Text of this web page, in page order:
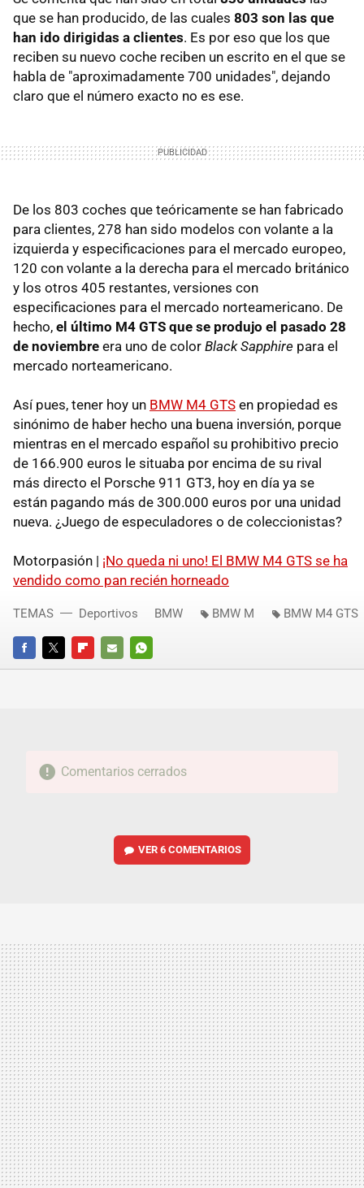
que se han producido, de las cuales 803 son las que
han ido dirigidas a clientes. Es por eso que los que
reciben su nuevo coche reciben un escrito en el que se
habla de "aproximadamente 700 unidades", dejando
claro que el número exacto no es ese.
De los 803 coches que teóricamente se han fabricado
para clientes, 278 han sido modelos con volante a la
izquierda y especificaciones para el mercado europeo,
120 con volante a la derecha para el mercado británico
y los otros 405 restantes, versiones con
especificaciones para el mercado norteamericano. De
hecho, el último M4 GTS que se produjo el pasado 28
de noviembre era uno de color Black Sapphire para el
mercado norteamericano.
Así pues, tener hoy un BMW M4 GTS en propiedad es
sinónimo de haber hecho una buena inversión, porque
mientras en el mercado español su prohibitivo precio
de 166.900 euros le situaba por encima de su rival
más directo el Porsche 911 GT3, hoy en día ya se
están pagando más de 300.000 euros por una unidad
nueva. ¿Juego de especuladores o de coleccionistas?
Motorpasión | ¡No queda ni uno! El BMW M4 GTS se ha
vendido como pan recién horneado
FACEBOOKTWITTERFLIPBOARD
E-
WHATSAPP
TEMAS Deportivos BMW BMW M BMW M4 GTS
Comentarios cerrados
VER6 COMENTARIOS